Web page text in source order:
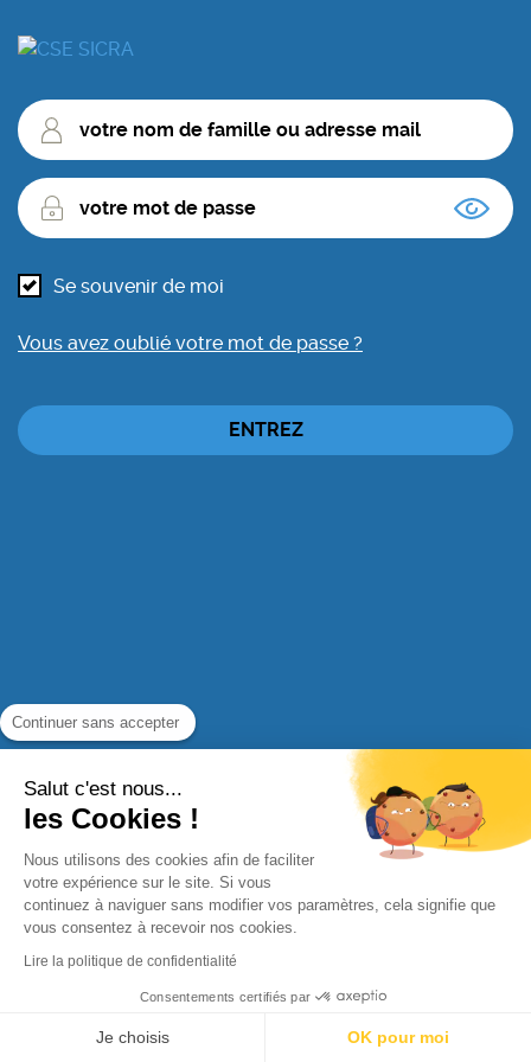
Continuer sans accepter
Salut c'est nous...
les Cookies !
Nous utilisons des cookies afin de faciliter
votre expérience sur le site. Si vous
continuez à naviguer sans modifier vos paramètres, cela signifie que
vous consentez à recevoir nos cookies.
Lire la politique de confidentialité
Consentements certifiés par
Je choisis OK pour moi
votre
nom
famille
ou
mail
votre
mot
passeSe souvenir de moi
Vous avez oublié votre mot de passe ?
ENTREZ
PAS ENCORE DE COMPTE ?
INSCRIVEZ-VOUS